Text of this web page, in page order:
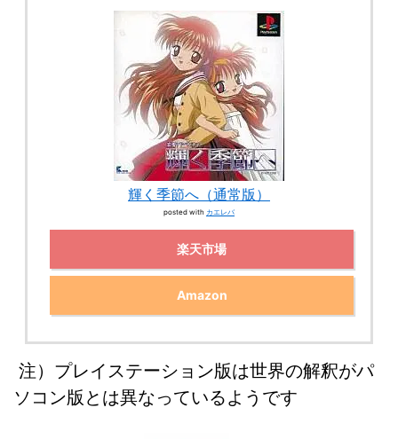
輝く季節へ（通常版）
posted with カエレバ
楽天市場
Amazon
注）プレイステーション版は世界の解釈がパ
ソコン版とは異なっているようです